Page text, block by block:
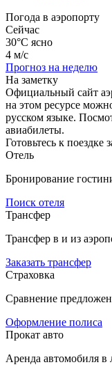
Погода в аэропорту
Сейчас
30°C ясно
4 м/с
Прогноз на неделю
На заметку
Официальный сайт
на этом ресурсе
русском языке.
авиабилеты.
Готовьтесь к поездке
Отель
Бронирование
Поиск отеля
Трансфер
Трансфер в и из
Заказать трансфер
Страховка
Сравнение
Оформление полиса
Прокат авто
Аренда автомобиля в